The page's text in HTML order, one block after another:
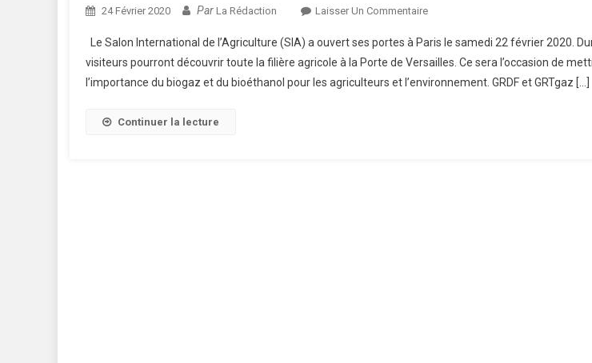
24 Février 2020 Par La Rédaction Laisser Un CommentaireSur
Et
Bioéthanol
:
Le Salon International de l’Agriculture (SIA) a ouvert ses portes à Paris le samedi 22 février 2020.
visiteurs pourront découvrir toute la filière agricole à la Porte de Versailles. Ce sera l’occasion de
l’importance du biogaz et du bioéthanol pour les agriculteurs et l’environnement. GRDF et GRTgaz […]
Continuer la lecture